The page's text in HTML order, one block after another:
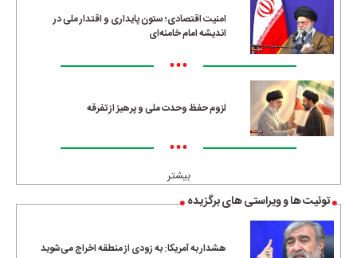
امنیت اقتصادی؛ ستون پایداری و اقتدار ملی در
اندیشه امام خامنه‌ای
•••
لزوم حفظ وحدت ملی و پرهیز از تفرقه
•••
بیشتر
توئیت ها و ویراستی های برگزیده
هشدار به آمریکا: به زودی از منطقه اخراج می‌شوید